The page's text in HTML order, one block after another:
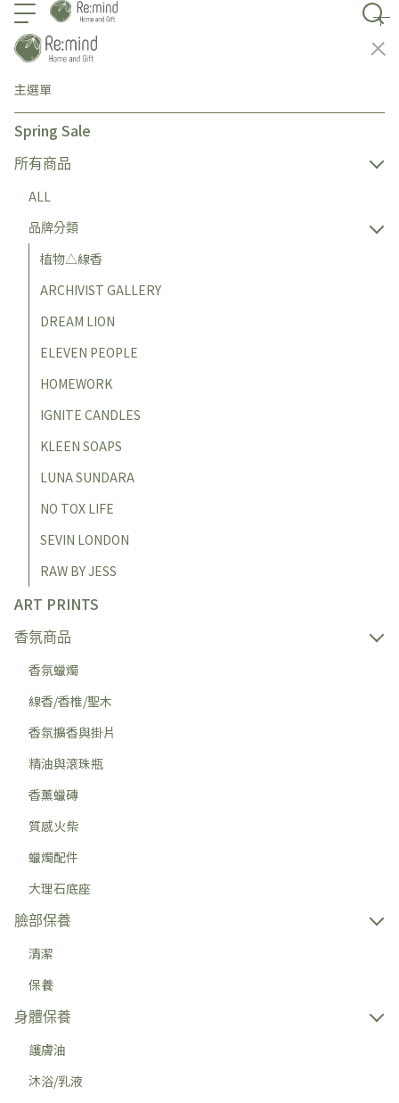
主選單
Spring Sale
所有商品
ALL
品牌分類
植物△線香
ARCHIVIST GALLERY
DREAM LION
ELEVEN PEOPLE
HOMEWORK
IGNITE CANDLES
KLEEN SOAPS
LUNA SUNDARA
NO TOX LIFE
SEVIN LONDON
RAW BY JESS
ART PRINTS
香氛商品
香氛蠟燭
線香/香椎/聖木
香氛擴香與掛片
精油與滾珠瓶
香薰蠟磚
質感火柴
蠟燭配件
大理石底座
臉部保養
清潔
保養
身體保養
護膚油
沐浴/乳液